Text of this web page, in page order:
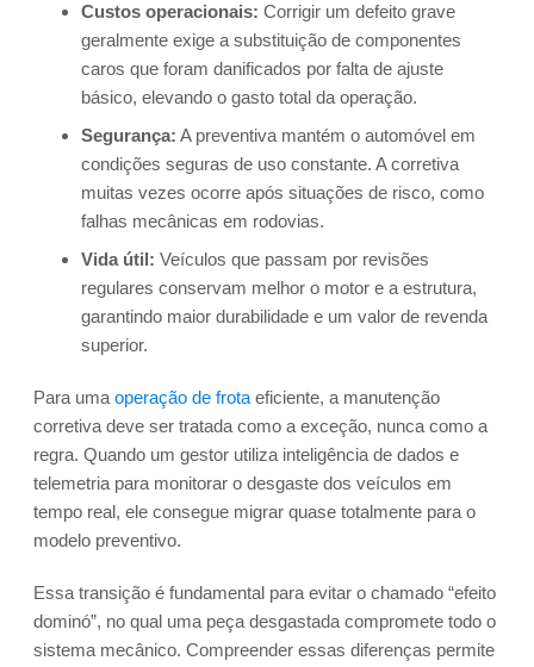
Custos operacionais: Corrigir um defeito grave
geralmente exige a substituição de componentes
caros que foram danificados por falta de ajuste
básico, elevando o gasto total da operação.
Segurança: A preventiva mantém o automóvel em
condições seguras de uso constante. A corretiva
muitas vezes ocorre após situações de risco, como
falhas mecânicas em rodovias.
Vida útil: Veículos que passam por revisões
regulares conservam melhor o motor e a estrutura,
garantindo maior durabilidade e um valor de revenda
superior.
Para uma operação de frota eficiente, a manutenção
corretiva deve ser tratada como a exceção, nunca como a
regra. Quando um gestor utiliza inteligência de dados e
telemetria para monitorar o desgaste dos veículos em
tempo real, ele consegue migrar quase totalmente para o
modelo preventivo.
Essa transição é fundamental para evitar o chamado “efeito
dominó”, no qual uma peça desgastada compromete todo o
sistema mecânico. Compreender essas diferenças permite